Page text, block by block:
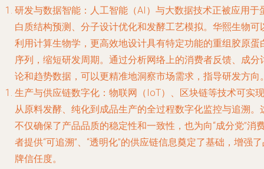
研发与数据智能 ：人工智能（AI）与大数据技术正被应用于
白质结构预测、分子设计优化和发酵工艺模拟。华熙生物可
利用计算生物学，更高效地设计具有特定功能的重组胶原蛋
序列，缩短研发周期。通过分析网络上的消费者反馈、成分
论和趋势数据，可以更精准地洞察市场需求，指导研发方向
生产与供应链数字化 ：物联网（IoT）、区块链等技术可实现
从原料发酵、纯化到成品生产的全过程数字化监控与追溯。
不仅确保了产品品质的稳定性和一致性，也为向“成分党”消
者提供“可追溯”、“透明化”的供应链信息奠定了基础，增强
牌信任度。